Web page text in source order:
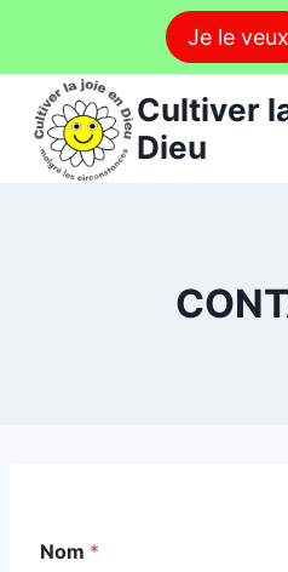
contenu
Je le veux
Cultiver
Dieu
Nom *